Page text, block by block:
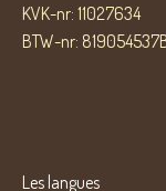
KVK-nr: 11027634
BTW-nr:
Les langues